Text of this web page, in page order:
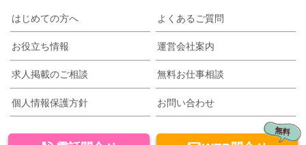
はじめての方へ よくあるご質問
お役立ち情報 運営会社案内
求人掲載のご相談 無料お仕事相談
個人情報保護方針 お問い合わせ
無料